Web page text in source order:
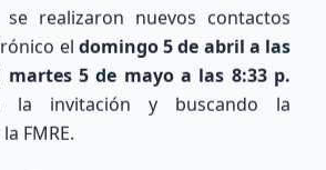
la base de datos de QRZ.com.
se realizaron nuevos contactos
el domingo 5 de abril a las
martes 5 de mayo a las 8:33 p.
la invitación y buscando la
FMRE.